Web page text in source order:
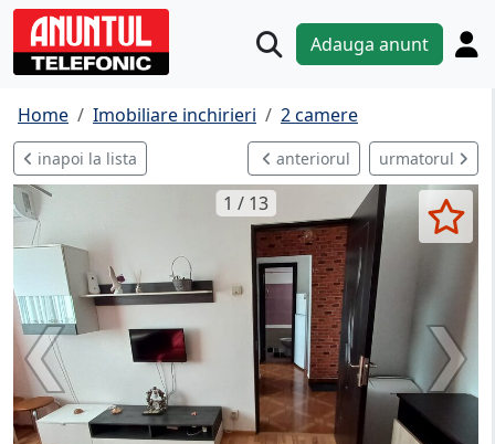
Adauga anunt
Home Imobiliare inchirieri 2 camere
inapoi la lista anteriorul urmatorul
1 / 13